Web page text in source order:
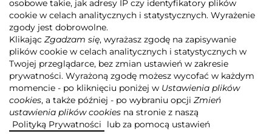
© 2026 Copyright AGORA SA
POLITYKA PRYWATNOŚCI AGORA S.A.
POLITYKA PRYWATNOŚCI SERWISU AGORA.PL
POLITYKA TRANSPARENTNOŚCI
ZASTRZEŻENIE PRAWNOAUTORSKIE
INFORMACJE O USŁUGACH MEDIALNYCH
MAPA SERWISU RSS
Realizacja
osobowe takie, jak adresy IP czy identyfikatory plików
cookie w celach analitycznych i statystycznych. Wyrażenie
zgody jest dobrowolne.
Klikając Zgadzam się, wyrażasz zgodę na zapisywanie
plików cookie w celach analitycznych i statystycznych w
Twojej przeglądarce, bez zmian ustawień w zakresie
prywatności. Wyrażoną zgodę możesz wycofać w każdym
momencie - po kliknięciu poniżej w Ustawienia plików
cookies, a także później - po wybraniu opcji Zmień
ustawienia plików cookies na stronie z naszą
Polityką Prywatności
lub za pomocą ustawień